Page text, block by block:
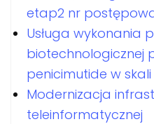
etap2 nr
Usługa wykonania
biotechnologicznej
penicimutide w skali
Modernizacja
teleinformatycznej